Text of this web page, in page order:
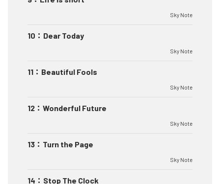
Sky Note
10 ： Dear Today
Sky Note
11 ： Beautiful Fools
Sky Note
12 ： Wonderful Future
Sky Note
13 ： Turn the Page
Sky Note
14 ： Stop The Clock